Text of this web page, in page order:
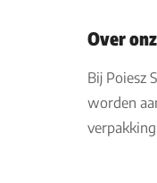
Over
Bij Poiesz
worden